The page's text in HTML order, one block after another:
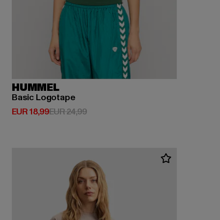
HUMMEL
Basic Logotape
EUR 18,99
Derzeitiger Preis: EUR 18,99
EUR 24,99Aktionspreis: EUR 24,99